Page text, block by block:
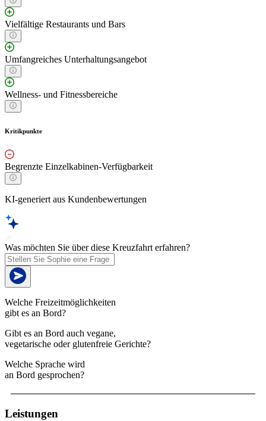
Vielfältige Restaurants und Bars
Umfangreiches Unterhaltungsangebot
Wellness- und Fitnessbereiche
Kritikpunkte
Begrenzte Einzelkabinen-Verfügbarkeit
KI-generiert aus Kundenbewertungen
Was möchten Sie über diese Kreuzfahrt erfahren?
Welche Freizeitmöglichkeiten
gibt es an Bord?
Gibt es an Bord auch vegane,
vegetarische oder glutenfreie Gerichte?
Welche Sprache wird
an Bord gesprochen?
Leistungen